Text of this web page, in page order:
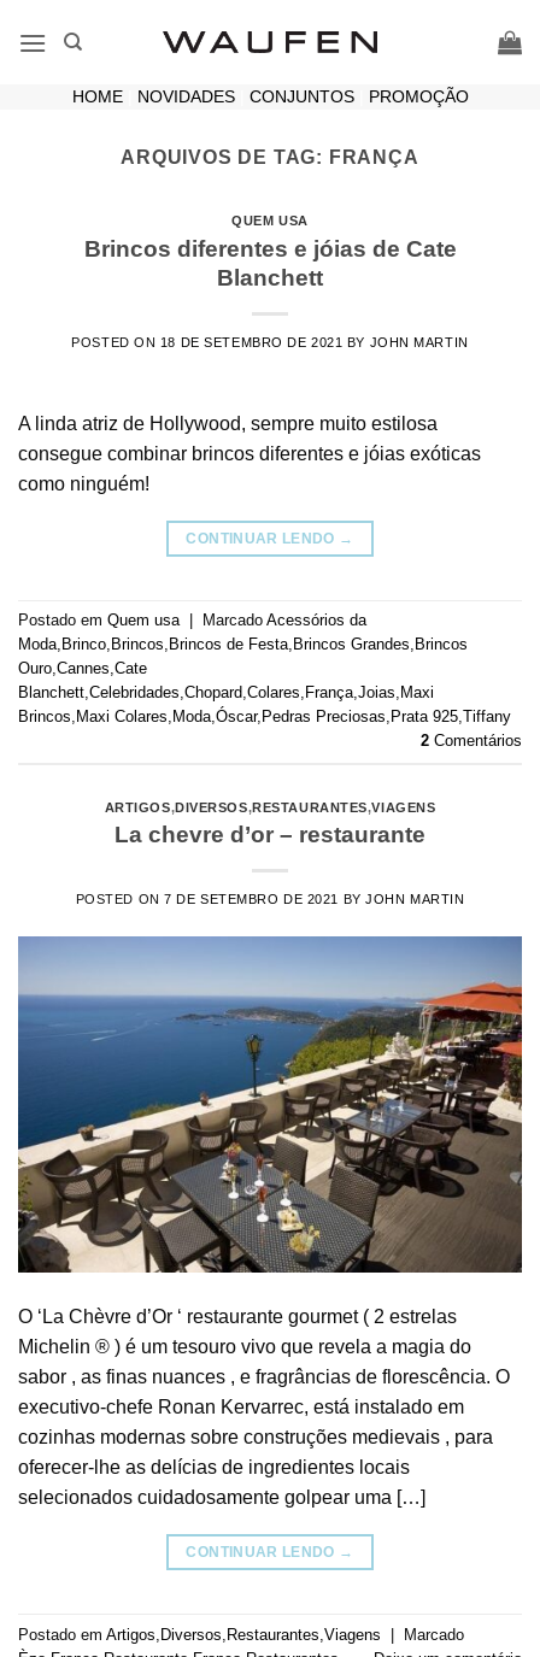
HOME| NOVIDADES| CONJUNTOS| PROMOÇÃO
ARQUIVOS DE TAG: FRANÇA
QUEM USA
Brincos diferentes e jóias de Cate
Blanchett
POSTED ON 18 DE SETEMBRO DE 2021 BY JOHN MARTIN
A linda atriz de Hollywood, sempre muito estilosa
consegue combinar brincos diferentes e jóias exóticas
como ninguém!
CONTINUAR LENDO →
Postado em Quem usa Marcado Acessórios da
Moda Brinco Brincos Brincos de Festa Brincos Grandes Brincos
Ouro Cannes Cate
Blanchett Celebridades Chopard Colares França Joias Maxi
Brincos Maxi Colares Moda Óscar, Pedras Preciosas Prata 925 Tiffany
2 Comentários
ARTIGOS,DIVERSOS,RESTAURANTES,VIAGENS
La chevre d’or – restaurante
POSTED ON7 DE SETEMBRO DE 2021 BYJOHN MARTIN
O ‘La Chèvre d’Or ‘ restaurante gourmet ( 2 estrelas
Michelin ® ) é um tesouro vivo que revela a magia do
sabor , as finas nuances , e fragrâncias de florescência. O
executivo-chefe Ronan Kervarrec, está instalado em
cozinhas modernas sobre construções medievais , para
oferecer-lhe as delícias de ingredientes locais
selecionados cuidadosamente golpear uma […]
CONTINUAR LENDO →
Postado em Artigos Diversos Restaurantes Viagens
Marcado